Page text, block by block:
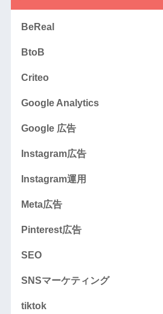
BeReal
BtoB
Criteo
Google Analytics
Google 広告
Instagram広告
Instagram運用
Meta広告
Pinterest広告
SEO
SNSマーケティング
tiktok